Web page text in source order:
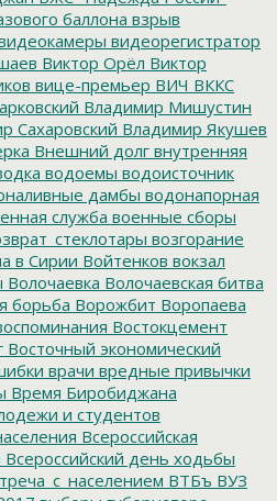
баллона взрыв
видеорегистратор
Виктор Орёл Виктор
вице-премьер ВИЧ ВККС
Владимир Мишустин
Сахаровский Владимир Якушев
Внешний долг внутренняя
водоемы водоисточник
дамбы водонапорная
служба военные сборы
возгорание
в Сирии Войтенков вокзал
Волочаевка Волочаевская битва
борьба Ворожбит Воропаева
Востокцемент
Восточный экономический
врачи вредные привычки
Время Биробиджана
и студентов
Всероссийская
Всероссийский день ходьбы
ВТБъ ВУЗ